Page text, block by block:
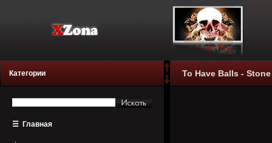
Категории
☰ Главная
To Have Balls -